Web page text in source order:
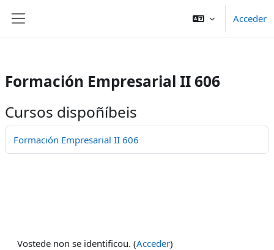
Ir ao contido principal
Acceder
Formación Empresarial II 606
Cursos dispoñíbeis
Formación Empresarial II 606
Vostede non se identificou. (Acceder)